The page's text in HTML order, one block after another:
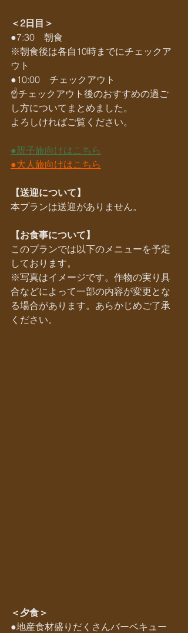
＜2日目＞
●7:30　朝食
※朝食後は各自10時までにチェックア
ウト
●10:00　チェックアウト
☝️チェックアウト後のおすすめの過ご
し方についてまとめました。
よろしければご覧ください。
●親子旅向けはこちら
●大人旅向けはこちら
【送迎について】
本プランは送迎がありません。
【お食事について】
このプランでは以下のメニューを予定
しております。
※写真はイメージです。作物の実り具
合などによって一部の内容が変更とな
る場合があります。あらかじめご了承
ください。
＜夕食＞
●地産食材盛りだくさんバーベキュー